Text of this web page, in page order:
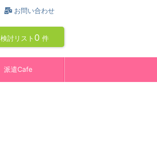
お問い合わせ
検討リスト 0件
派遣Cafe